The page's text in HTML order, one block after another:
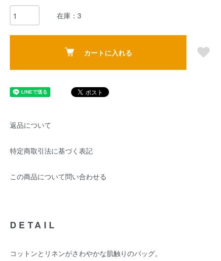
在庫：3
カートに入れる
返品について
特定商取引法に基づく表記
この商品について問い合わせる
DETAIL
コットンとリネンがさわやかな肌触りのバッグ。